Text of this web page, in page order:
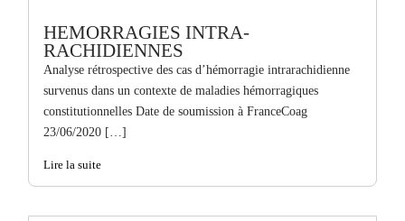
HEMORRAGIES INTRA-
RACHIDIENNES
Analyse rétrospective des cas d’hémorragie intrarachidienne
survenus dans un contexte de maladies hémorragiques
constitutionnelles Date de soumission à FranceCoag
23/06/2020 […]
Lire la suite